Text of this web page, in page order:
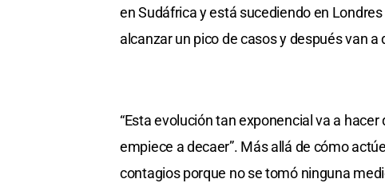
en Sudáfrica y está sucediendo en
alcanzar un pico de casos y después van a
“Esta evolución tan exponencial va a
empiece a decaer”. Más allá de cómo
contagios porque no se tomó ninguna